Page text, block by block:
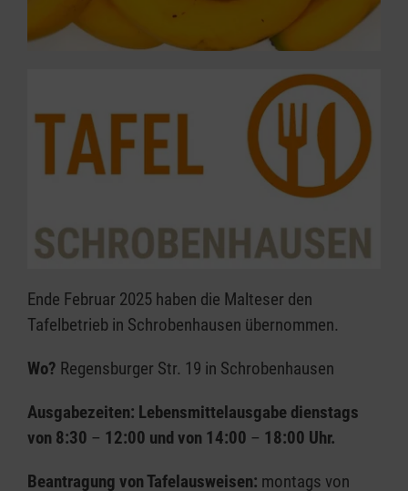
Ende Februar 2025 haben die Malteser den
Tafelbetrieb in Schrobenhausen übernommen.
Wo? Regensburger Str. 19 in Schrobenhausen
Ausgabezeiten: Lebensmittelausgabe dienstags
von 8:30 – 12:00 und von 14:00 – 18:00 Uhr.
Beantragung von Tafelausweisen: montags von